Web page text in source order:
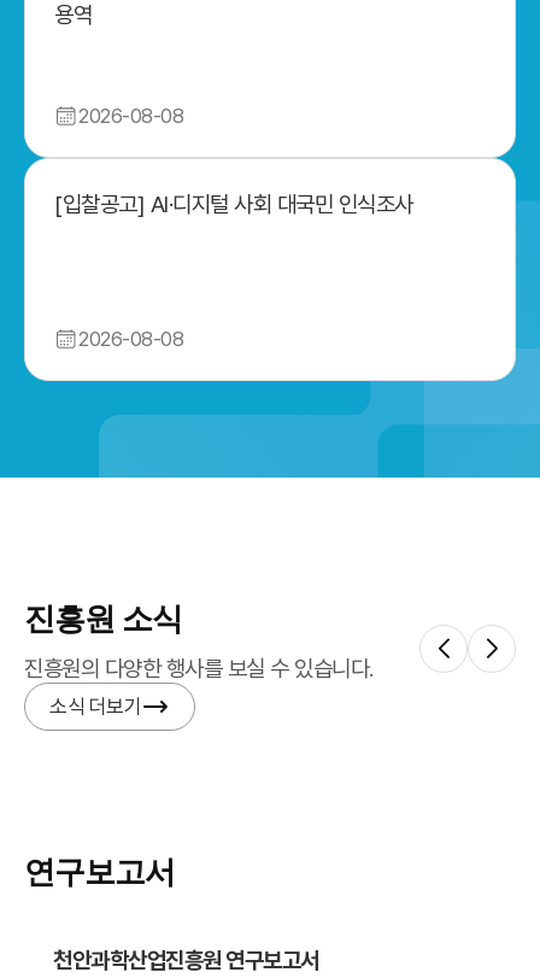
용역
2026-08-08
[입찰공고] AI·디지털 사회 대국민 인식조사
2026-08-08
진흥원 소식
진흥원의 다양한 행사를 보실 수 있습니다.
소식 더보기
연구보고서
천안과학산업진흥원 연구보고서